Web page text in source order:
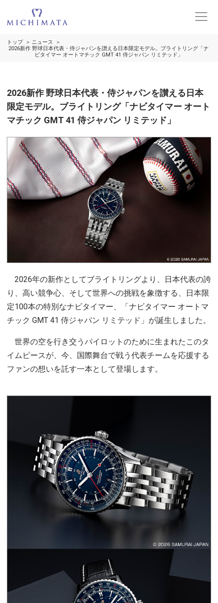
トップ
ニュース
2026新作 野球日本代表・侍ジャパンを讃える日本限定モデル。ブライトリング「ナ
ビタイマー オートマチック GMT 41 侍ジャパン リミテッド」
2026新作 野球日本代表・侍ジャパンを讃える日本
限定モデル。ブライトリング「ナビタイマー オート
マチック GMT 41 侍ジャパン リミテッド」
2026年の新作としてブライトリングより、日本代表の誇
り、高い競争心、そして世界への挑戦を象徴する、日本限
定100本の特別なナビタイマー、「ナビタイマー オートマ
チック GMT 41 侍ジャパン リミテッド」が誕生しました。
世界の空を行き交うパイロットのために生まれたこのタ
イムピースが、今、国際舞台で戦う代表チームを応援する
ファンの想いを託す一本として登場します。